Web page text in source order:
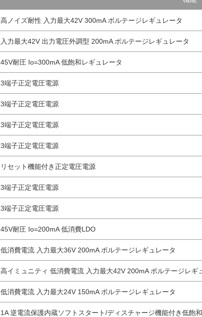
高ノイズ耐性 入力最大42V 300mA ボルテージレギュレータ
入力最大42V 出力電圧外調型 200mA ボルテージレギュレータ
45V耐圧 Io=300mA 低飽和レギュレータ
3端子正定電圧電源
3端子正定電圧電源
3端子正定電圧電源
3端子正定電圧電源
リセット機能付き正定電圧電源
3端子正定電圧電源
3端子正定電圧電源
45V耐圧 Io=200mA 低消費LDO
低消費電流 入力最大36V 200mA ボルテージレギュレータ
高イミュニティ 低消費電流 入力最大42V 200mA ボルテージレギ
低消費電流 入力最大24V 150mA ボルテージレギュレータ
1A 逆電流保護内蔵ソフトスタート/ディスチャージ機能付き低飽